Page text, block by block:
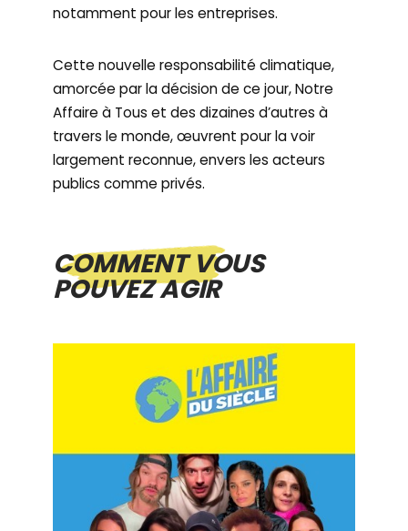
notamment pour les entreprises.
Cette nouvelle responsabilité climatique,
amorcée par la décision de ce jour, Notre
Affaire à Tous et des dizaines d’autres à
travers le monde, œuvrent pour la voir
largement reconnue, envers les acteurs
publics comme privés.
COMMENT VOUS
POUVEZ AGIR